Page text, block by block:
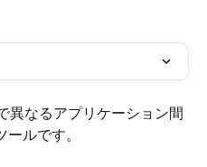
異なるアプリケーション間
ルです。